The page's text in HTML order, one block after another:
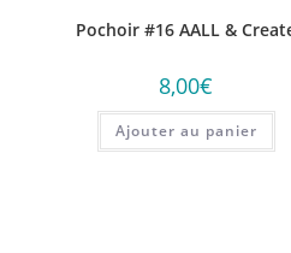
Pochoir #16 AALL &
8,00€
Ajouter au panier